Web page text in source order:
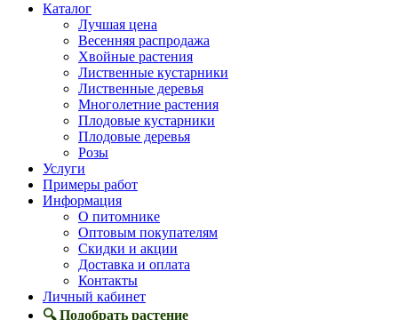
Каталог
Лучшая цена
Весенняя распродажа
Хвойные растения
Лиственные кустарники
Лиственные деревья
Многолетние растения
Плодовые кустарники
Плодовые деревья
Розы
Услуги
Примеры работ
Информация
О питомнике
Оптовым покупателям
Скидки и акции
Доставка и оплата
Контакты
Личный кабинет
🔍 Подобрать растение